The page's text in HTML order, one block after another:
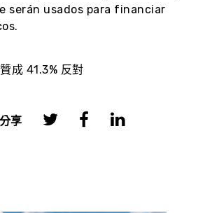
serán usados para financiar
成 41.3% 反對
分享